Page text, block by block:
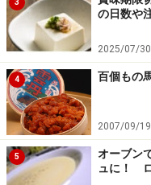
3
の日数や
2025/07/30
4 百個もの
2007/09/19
5
オーブン
ュに！